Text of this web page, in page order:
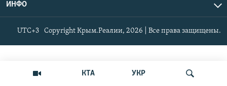
КТА УКР
ИНФО
Copyright Крым.Реалии, 2026 | Все права защищены.
UTC+3